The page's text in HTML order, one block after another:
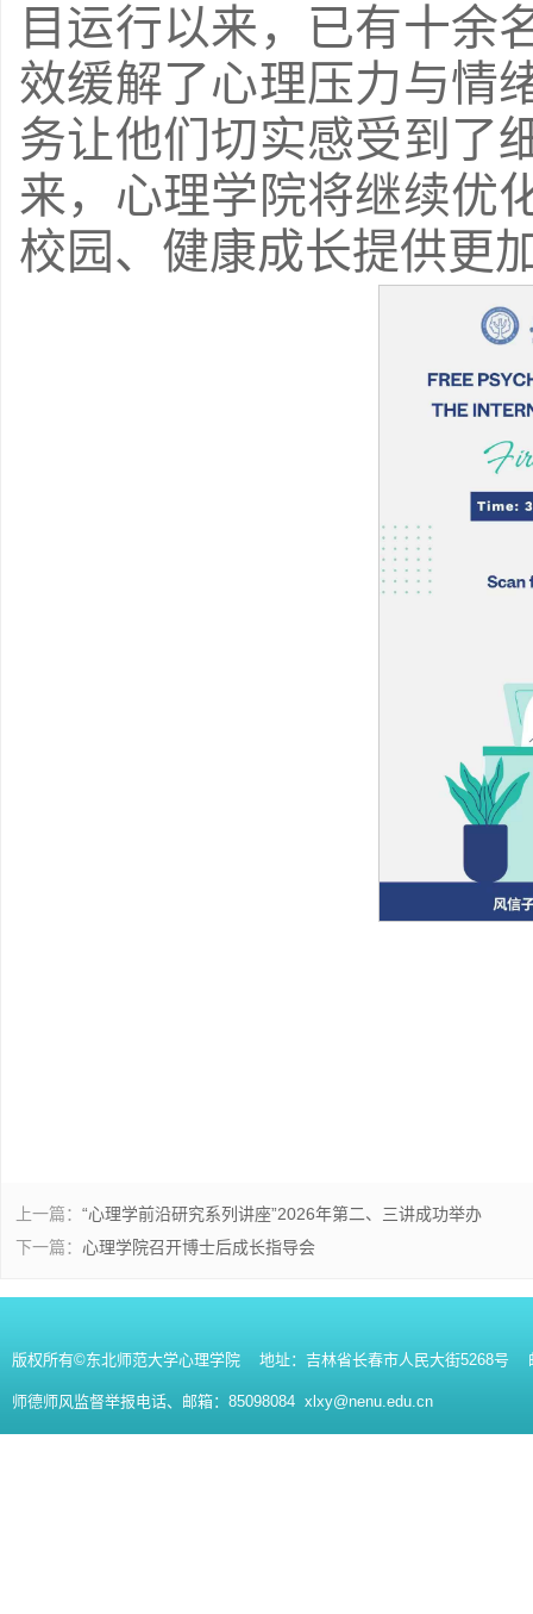
目运行以来，已有十余
效缓解了心理压力与情
务让他们切实感受到了
来，心理学院将继续优
校园、健康成长提供更
上一篇： “心理学前沿研究系列讲座”2026年第二、三讲成功举办
下一篇： 心理学院召开博士后成长指导会
版权所有©东北师范大学心理学院 地址：吉林省长春市人民大街5268号
师德师风监督举报电话、邮箱：85098084 xlxy@nenu.edu.cn